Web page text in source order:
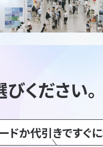
ください。
ドか代引きですぐ